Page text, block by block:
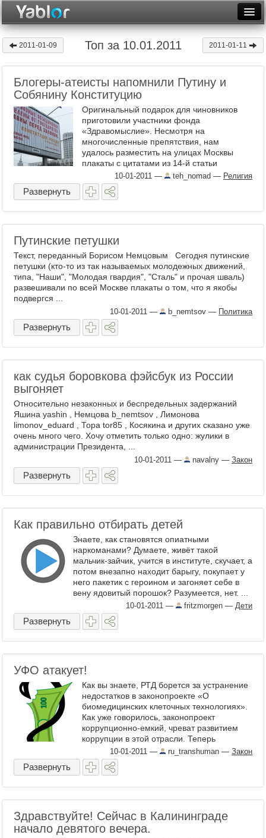
Месяц
Рейтинги
Архив
Фототоп
Видеотоп
2011-01-09 Топ за 10.01.2011 2011-01-11
Блогеры-атеисты напомнили Путину и
Собянину Конституцию
Оригинальный подарок для чиновников
приготовили участники фонда
«Здравомыслие». Несмотря на
многочисленные препятствия, нам
удалось разместить на улицах Москвы
плакаты с цитатами из 14-й статьи
Конституции: «Российская Федерация —
светское ...
10-01-2011 — teh_nomad — Религия
Развернуть
Путинские петушки
Текст, переданный Борисом Немцовым Сегодня путинские
петушки (кто-то из так называемых молодежных движений,
типа, "Наши", "Молодая гвардия", "Сталь" и прочая шваль)
развешивали по всей Москве плакаты о том, что я якобы
подвергся ...
10-01-2011 — b_nemtsov — Политика
Развернуть
как судья боровкова фэйсбук из России
выгоняет
Относительно незаконных и беспредельных задержаний
Яшина yashin , Немцова b_nemtsov , Лимонова
limonov_eduard , Тора tor85 , Косякина и других сказано уже
очень много чего. Хочу отметить только одно: жулики в
администрации Президента, ...
10-01-2011 — navalny — Закон
Развернуть
Как правильно отбирать детей
Знаете, как становятся опиатными
наркоманами? Думаете, живёт такой
мальчик-зайчик, учится в институте, скучает, а
потом внезапно находит барыгу, покупает у
него пакетик с героином и загоняет себе в
вену ядовитый порошок? Разумеется, нет. ...
10-01-2011 — fritzmorgen — Дети
Развернуть
УФО атакует!
Как вы знаете, РТД борется за устранение
недостатков в законопроекте «О
биомедицинских клеточных технологиях».
Как уже говорилось, законопроект
коррупционно-емкий, чреват развитием
коррупции в этой отрасли. Теперь
российские академики ...
10-01-2011 — ru_transhuman — Закон
Развернуть
Здравствуйте! Сейчас в Калининграде
начало девятого вечера.